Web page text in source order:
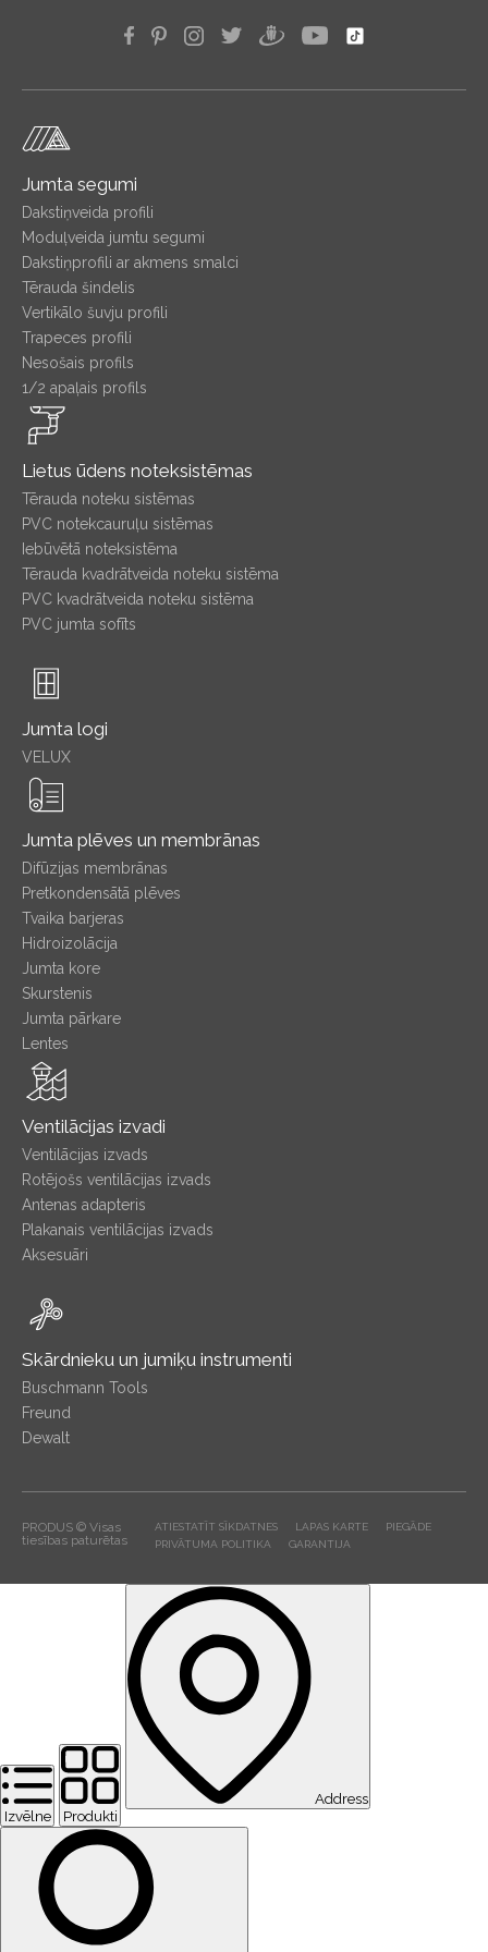
Jumta segumi
Dakstiņveida profili
Moduļveida jumtu segumi
Dakstiņprofili ar akmens smalci
Tērauda šindelis
Vertikālo šuvju profili
Trapeces profili
Nesošais profils
1/2 apaļais profils
Lietus ūdens noteksistēmas
Tērauda noteku sistēmas
PVC notekcauruļu sistēmas
Iebūvētā noteksistēma
Tērauda kvadrātveida noteku sistēma
PVC kvadrātveida noteku sistēma
PVC jumta sofīts
Jumta logi
VELUX
Jumta plēves un membrānas
Difūzijas membrānas
Pretkondensātā plēves
Tvaika barjeras
Hidroizolācija
Jumta kore
Skurstenis
Jumta pārkare
Lentes
Ventilācijas izvadi
Ventilācijas izvads
Rotējošs ventilācijas izvads
Antenas adapteris
Plakanais ventilācijas izvads
Aksesuāri
Skārdnieku un jumiķu instrumenti
Buschmann Tools
Freund
Dewalt
PRODUS © Visas
tiesības paturētas
ATIESTATĪT SĪKDATNES LAPAS KARTE
PIEGĀDE
PRIVĀTUMA POLITIKA
GARANTIJA
Izvēlne Produkti
Address